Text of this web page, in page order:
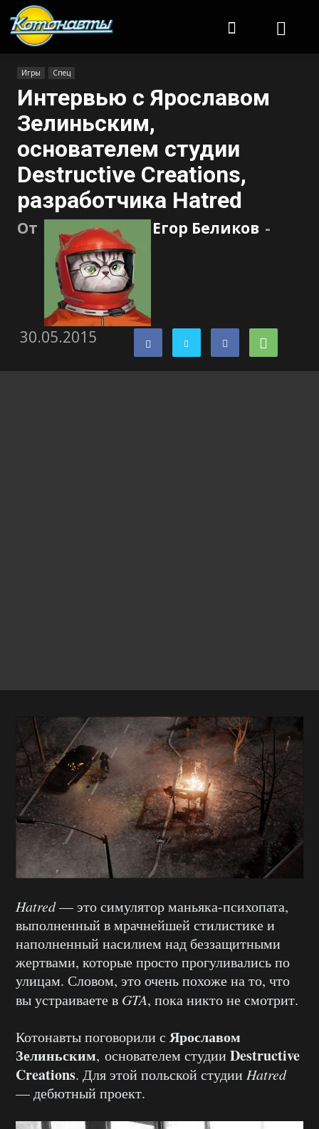
Игры Спец
Интервью с Ярославом
Зелиньским,
основателем студии
Destructive Creations,
разработчика Hatred
От Егор Беликов -
30.05.2015
Hatred— это симулятор маньяка-психопата,
выполненный в мрачнейшей стилистике и
наполненный насилием над беззащитными
жертвами, которые просто прогуливались по
улицам. Словом, это очень похоже на то, что
вы устраиваете в GTA, пока никто не смотрит.
Котонавты поговорили с Ярославом
Зелиньским, основателем студии Destructive
Creations. Для этой польской студии Hatred
— дебютный проект.